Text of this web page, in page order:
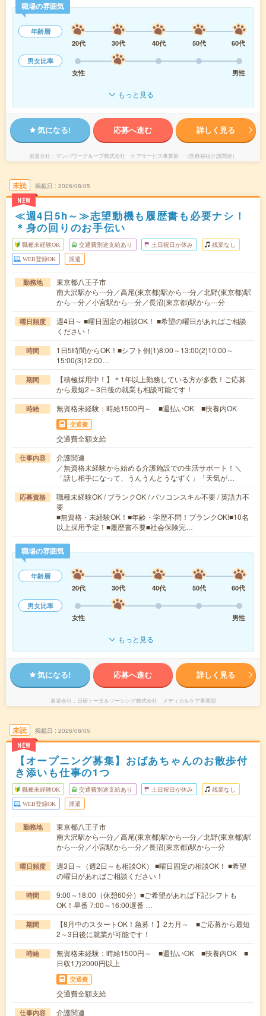
職場の雰囲気
年齢層
20代
30代 40代 50代
60代
男女比率
女性
男性
もっと見る
気になる! 応募へ進む 詳しく見る
派遣会社 マンパワーグループ株式会社 ケアサービス事業部 （医療福祉介護関連）
未読
NEW
掲載日 2026/08/05
≪週4日5h～≫志望動機も履歴書も必要ナシ！
＊身の回りのお手伝い
職種未経験OK 交通費別途支給あり 土日祝日が休み 残業なし
WEB登録OK 派遣
勤務地
東京都八王子市
南大沢駅から---分／高尾(東京都)駅から---分／北野(東京都)駅
から---分／小宮駅から---分／長沼(東京都)駅から---分
曜日頻度
週4日～ ■曜日固定の相談OK！ ■希望の曜日があればご相談
ください！
時間
1日5時間からOK！■シフト例(1)8:00～13:00(2)10:00～
15:00(3)12:00…
期間
【積極採用中！】＊1年以上勤務している方が多数！ご応募
から最短2～3日後の就業も相談可能です！
時給 無資格未経験：時給1500円～ ■週払いOK ■扶養内OK
交通費
交通費全額支給
仕事内容
介護関連
／無資格未経験から始める介護施設での生活サポート！＼
「話し相手になって、うんうんとうなずく」「天気が…
応募資格
職種未経験OK / ブランクOK / パソコンスキル不要 / 英語力不
要
■無資格・未経験OK！■年齢・学歴不問！ブランクOK!■10名
以上採用予定！■履歴書不要■社会保険完…
職場の雰囲気
年齢層
20代
30代 40代 50代
60代
男女比率
女性
男性
もっと見る
気になる! 応募へ進む 詳しく見る
派遣会社 日研トータルソーシング株式会社 メディカルケア事業部
未読
NEW
掲載日 2026/08/05
【オープニング募集】おばあちゃんのお散歩付
き添いも仕事の1つ
職種未経験OK 交通費別途支給あり 土日祝日が休み 残業なし
WEB登録OK 派遣
勤務地
東京都八王子市
南大沢駅から---分／高尾(東京都)駅から---分／北野(東京都)駅
から---分／小宮駅から---分／長沼(東京都)駅から---分
曜日頻度
週3日～（週2日～も相談OK） ■曜日固定の相談OK！ ■希望
の曜日があればご相談ください！
時間
9:00～18:00（休憩60分）■ご希望があれば下記シフトも
OK！早番 7:00～16:00遅番 …
期間
【8月中のスタートOK！急募！】2カ月～ ■ご応募から最短
2～3日後に就業が可能です！
時給
無資格未経験：時給1500円～ ■週払いOK ■扶養内OK ■
日収1万2000円以上
交通費
交通費全額支給
仕事内容 介護関連